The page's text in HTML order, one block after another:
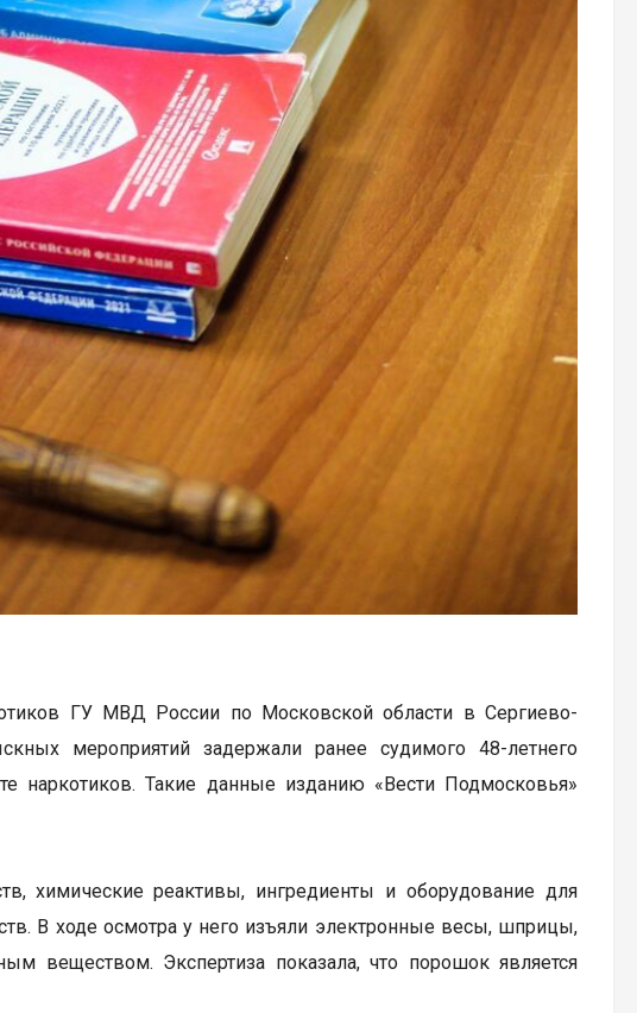
ГУ МВД России по Московской области в Сергиево-
мероприятий задержали ранее судимого 48-летнего
наркотиков. Такие данные изданию «Вести Подмосковья»
химические реактивы, ингредиенты и оборудование для
В ходе осмотра у него изъяли электронные весы, шприцы,
веществом. Экспертиза показала, что порошок является